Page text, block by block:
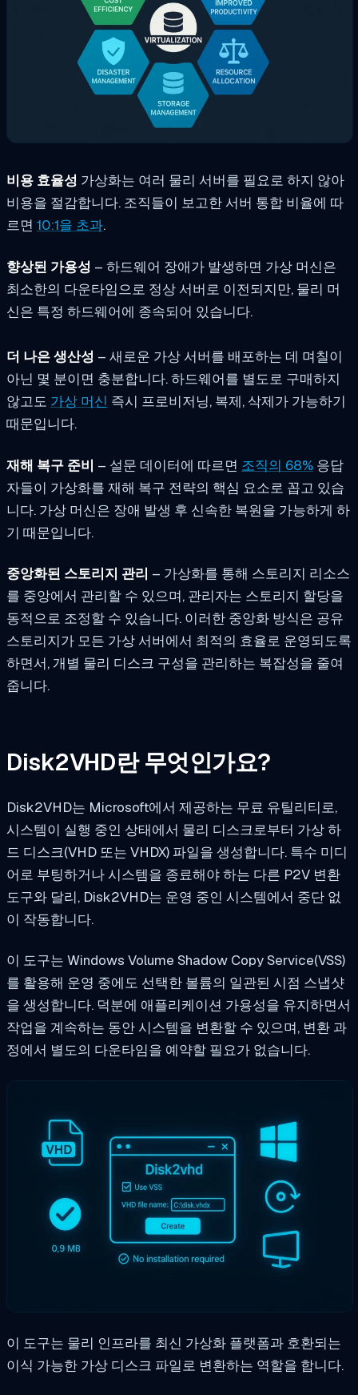
비용 효율성 가상화는 여러 물리 서버를 필요로 하지 않아
비용을 절감합니다. 조직들이 보고한 서버 통합 비율에 따
르면 10:1을 초과.
향상된 가용성 – 하드웨어 장애가 발생하면 가상 머신은
최소한의 다운타임으로 정상 서버로 이전되지만, 물리 머
신은 특정 하드웨어에 종속되어 있습니다.
더 나은 생산성 – 새로운 가상 서버를 배포하는 데 며칠이
아닌 몇 분이면 충분합니다. 하드웨어를 별도로 구매하지
않고도 가상 머신 즉시 프로비저닝, 복제, 삭제가 가능하기
때문입니다.
재해 복구 준비 – 설문 데이터에 따르면 조직의 68% 응답
자들이 가상화를 재해 복구 전략의 핵심 요소로 꼽고 있습
니다. 가상 머신은 장애 발생 후 신속한 복원을 가능하게 하
기 때문입니다.
중앙화된 스토리지 관리 – 가상화를 통해 스토리지 리소스
를 중앙에서 관리할 수 있으며, 관리자는 스토리지 할당을
동적으로 조정할 수 있습니다. 이러한 중앙화 방식은 공유
스토리지가 모든 가상 서버에서 최적의 효율로 운영되도록
하면서, 개별 물리 디스크 구성을 관리하는 복잡성을 줄여
줍니다.
Disk2VHD란 무엇인가요?
Disk2VHD는 Microsoft에서 제공하는 무료 유틸리티로,
시스템이 실행 중인 상태에서 물리 디스크로부터 가상 하
드 디스크(VHD 또는 VHDX) 파일을 생성합니다. 특수 미디
어로 부팅하거나 시스템을 종료해야 하는 다른 P2V 변환
도구와 달리, Disk2VHD는 운영 중인 시스템에서 중단 없
이 작동합니다.
이 도구는 Windows Volume Shadow Copy Service(VSS)
를 활용해 운영 중에도 선택한 볼륨의 일관된 시점 스냅샷
을 생성합니다. 덕분에 애플리케이션 가용성을 유지하면서
작업을 계속하는 동안 시스템을 변환할 수 있으며, 변환 과
정에서 별도의 다운타임을 예약할 필요가 없습니다.
이 도구는 물리 인프라를 최신 가상화 플랫폼과 호환되는
이식 가능한 가상 디스크 파일로 변환하는 역할을 합니다.